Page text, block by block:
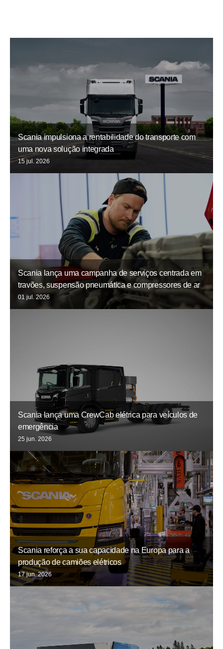
Scania impulsiona a rentabilidade do transporte com
uma nova solução integrada
15 jul. 2026
Scania lança uma campanha de serviços centrada em
travões, suspensão pneumática e compressores de ar
01 jul. 2026
Scania lança uma CrewCab elétrica para veículos de
emergência
25 jun. 2026
Scania reforça a sua capacidade na Europa para a
produção de camiões elétricos
17 jun. 2026